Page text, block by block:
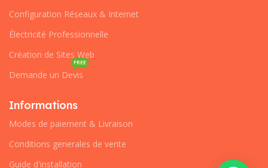
Configuration Réseaux & Internet
Électricité Professionnelle
Création de Sites Web
Demande un Devis
FREE
Informations
Modes de paiement & Livraison
Conditions generales de vente
Guide d'installation